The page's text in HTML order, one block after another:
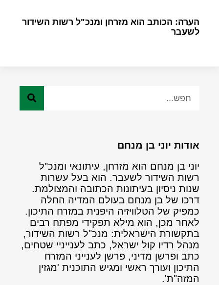
הערה: הכותב הוא מזרחן ומנכ"ל רשות השידור
לשעבר
אודות יוני בן מנחם
יוני בן מנחם הוא מזרחן, עיתונאי ומנכ"ל
רשות השידור לשעבר. הוא בעל עשרות
שנות ניסיון בעיתונות הכתובה והמצולמת.
דרכו של בן מנחם בעולם המדיה החלה
כמפיק של הטלוויזיה היפנית במזרח התיכון.
לאחר מכן, הוא מילא תפקידי מפתח רבים
בתקשורת הישראלית: מנכ"ל רשות השידור,
מנהל רדיו קול ישראל, כתב לענייניי שטחים,
כתב ופרשן מדיני, פרשן לענייני המזרח
התיכון ועורך ראשי ומגיש התוכנית 'מגזין
המזה"ת'.